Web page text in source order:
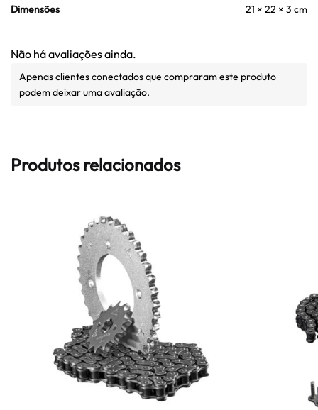
Dimensões 21 × 22 × 3 cm
Não há avaliações ainda.
Apenas clientes conectados que compraram este produto
podem deixar uma avaliação.
Produtos relacionados